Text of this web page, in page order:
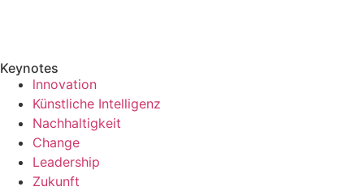
Keynotes
lnnovation
Künstliche Intelligenz
Nachhaltigkeit
Change
Leadership
Zukunft